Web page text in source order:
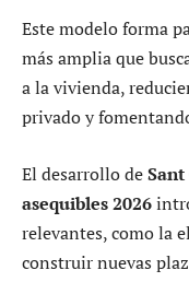
Este modelo forma
más amplia que
a la vivienda,
privado y
El desarrollo de
asequibles 2026
relevantes, como la
construir nuevas